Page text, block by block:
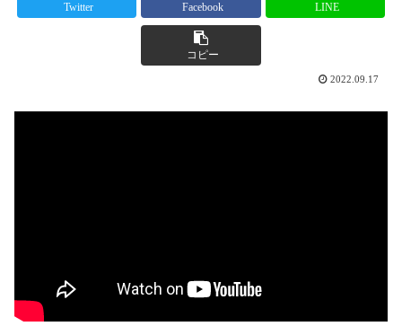
Twitter Facebook LINE
コピー
2022.09.17